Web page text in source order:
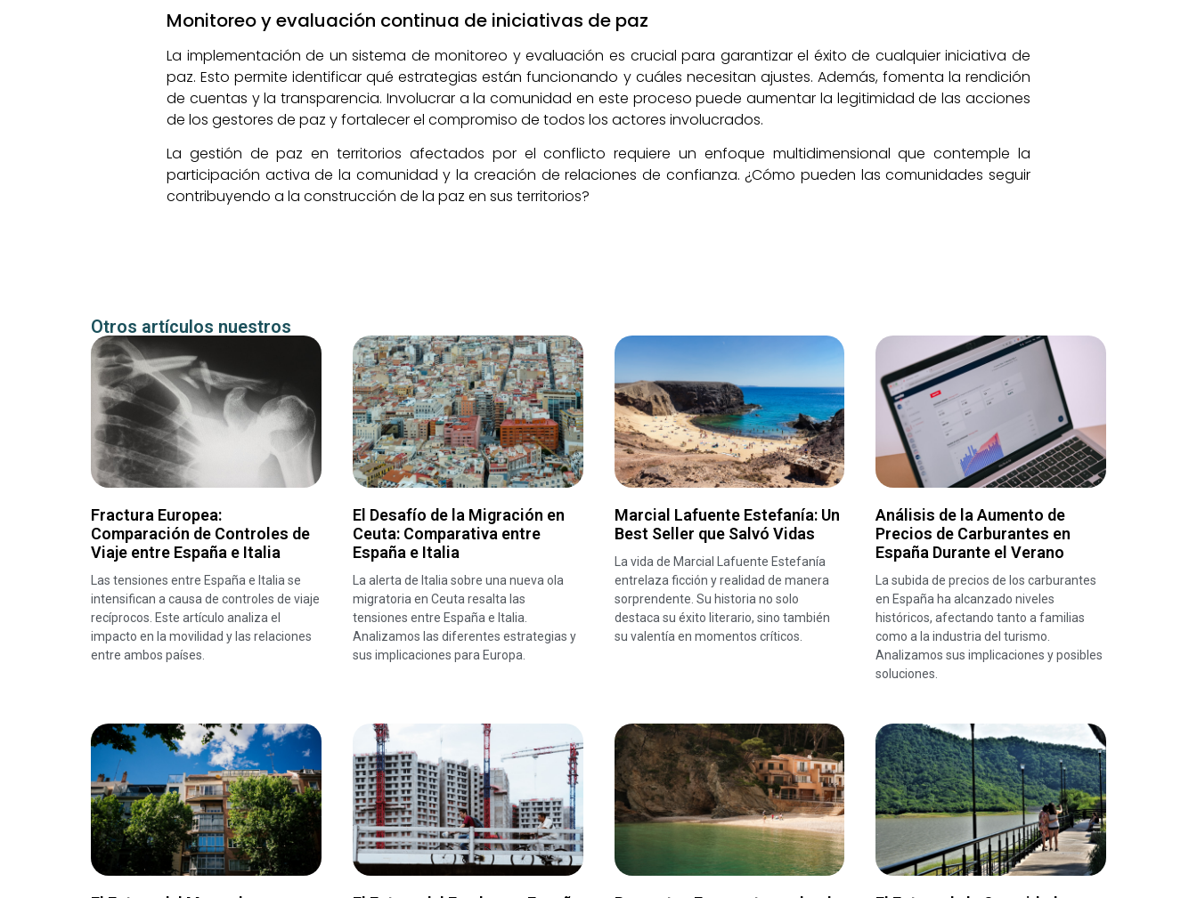
Monitoreo y evaluación continua de iniciativas de paz
La implementación de un sistema de monitoreo y evaluación es crucial para garantizar el éxito de cualquier iniciativa de
paz. Esto permite identificar qué estrategias están funcionando y cuáles necesitan ajustes. Además, fomenta la rendición
de cuentas y la transparencia. Involucrar a la comunidad en este proceso puede aumentar la legitimidad de las acciones
de los gestores de paz y fortalecer el compromiso de todos los actores involucrados.
La gestión de paz en territorios afectados por el conflicto requiere un enfoque multidimensional que contemple la
participación activa de la comunidad y la creación de relaciones de confianza. ¿Cómo pueden las comunidades seguir
contribuyendo a la construcción de la paz en sus territorios?
Otros artículos nuestros
Fractura Europea:
Comparación de Controles de
Viaje entre España e Italia
Las tensiones entre España e Italia se
intensifican a causa de controles de viaje
recíprocos. Este artículo analiza el
impacto en la movilidad y las relaciones
entre ambos países.
El Desafío de la Migración en
Ceuta: Comparativa entre
España e Italia
La alerta de Italia sobre una nueva ola
migratoria en Ceuta resalta las
tensiones entre España e Italia.
Analizamos las diferentes estrategias y
sus implicaciones para Europa.
Marcial Lafuente Estefanía: Un
Best Seller que Salvó Vidas
La vida de Marcial Lafuente Estefanía
entrelaza ficción y realidad de manera
sorprendente. Su historia no solo
destaca su éxito literario, sino también
su valentía en momentos críticos.
Análisis de la Aumento de
Precios de Carburantes en
España Durante el Verano
La subida de precios de los carburantes
en España ha alcanzado niveles
históricos, afectando tanto a familias
como a la industria del turismo.
Analizamos sus implicaciones y posibles
soluciones.